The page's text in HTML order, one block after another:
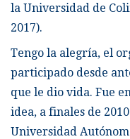
la Universidad de
2017).
Tengo la alegría, el
participado desde
que le dio vida. Fue
idea, a finales de
Universidad